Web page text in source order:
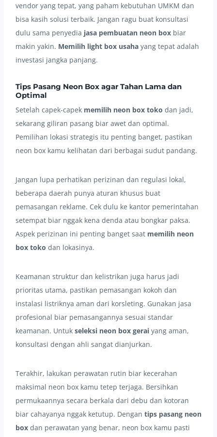
vendor yang tepat, yang paham kebutuhan UMKM dan
bisa kasih solusi terbaik. Jangan ragu buat konsultasi
dulu sama penyedia jasa pembuatan neon box biar
makin yakin. Memilih light box usaha yang tepat adalah
investasi jangka panjang.
Tips Pasang Neon Box agar Tahan Lama dan
Optimal
Setelah capek-capek memilih neon box toko dan jadi,
sekarang giliran pasang biar awet dan optimal.
Pemilihan lokasi strategis itu penting banget, pastikan
neon box kamu kelihatan dari berbagai sudut pandang.
Jangan lupa perhatikan perizinan dan regulasi lokal,
beberapa daerah punya aturan khusus buat
pemasangan reklame. Cek dulu ke kantor pemerintahan
setempat biar nggak kena denda atau bongkar paksa.
Aspek perizinan ini penting banget saat memilih neon
box toko dan lokasinya.
Keamanan struktur dan kelistrikan juga harus jadi
prioritas utama, pastikan pemasangan kokoh dan
instalasi listriknya aman dari korsleting. Gunakan jasa
profesional biar pemasangannya sesuai standar
keamanan. Untuk seleksi neon box gerai yang aman,
konsultasi dengan ahli sangat dianjurkan.
Terakhir, lakukan perawatan rutin biar kecerahan
maksimal neon box kamu tetep terjaga. Bersihkan
permukaannya secara berkala dari debu dan kotoran
biar cahayanya nggak ketutup. Dengan tips pasang neon
box dan perawatan yang benar, neon box kamu pasti